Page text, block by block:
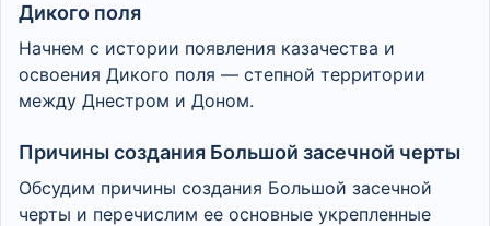
Дикого поля
Начнем с истории появления казачества и
освоения Дикого поля — степной территории
между Днестром и Доном.
Причины создания Большой засечной черты
Обсудим причины создания Большой засечной
черты и перечислим ее основные укрепленные